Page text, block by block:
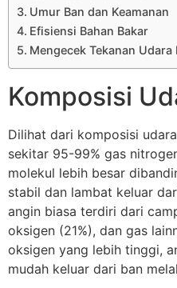
Umur Ban dan Keamanan
Efisiensi Bahan Bakar
Mengecek Tekanan
Komposisi
Dilihat dari komposisi
sekitar 95-99% gas
molekul lebih besar
stabil dan lambat keluar
angin biasa terdiri dari
oksigen (21%), dan gas
oksigen yang lebih tinggi,
mudah keluar dari ban